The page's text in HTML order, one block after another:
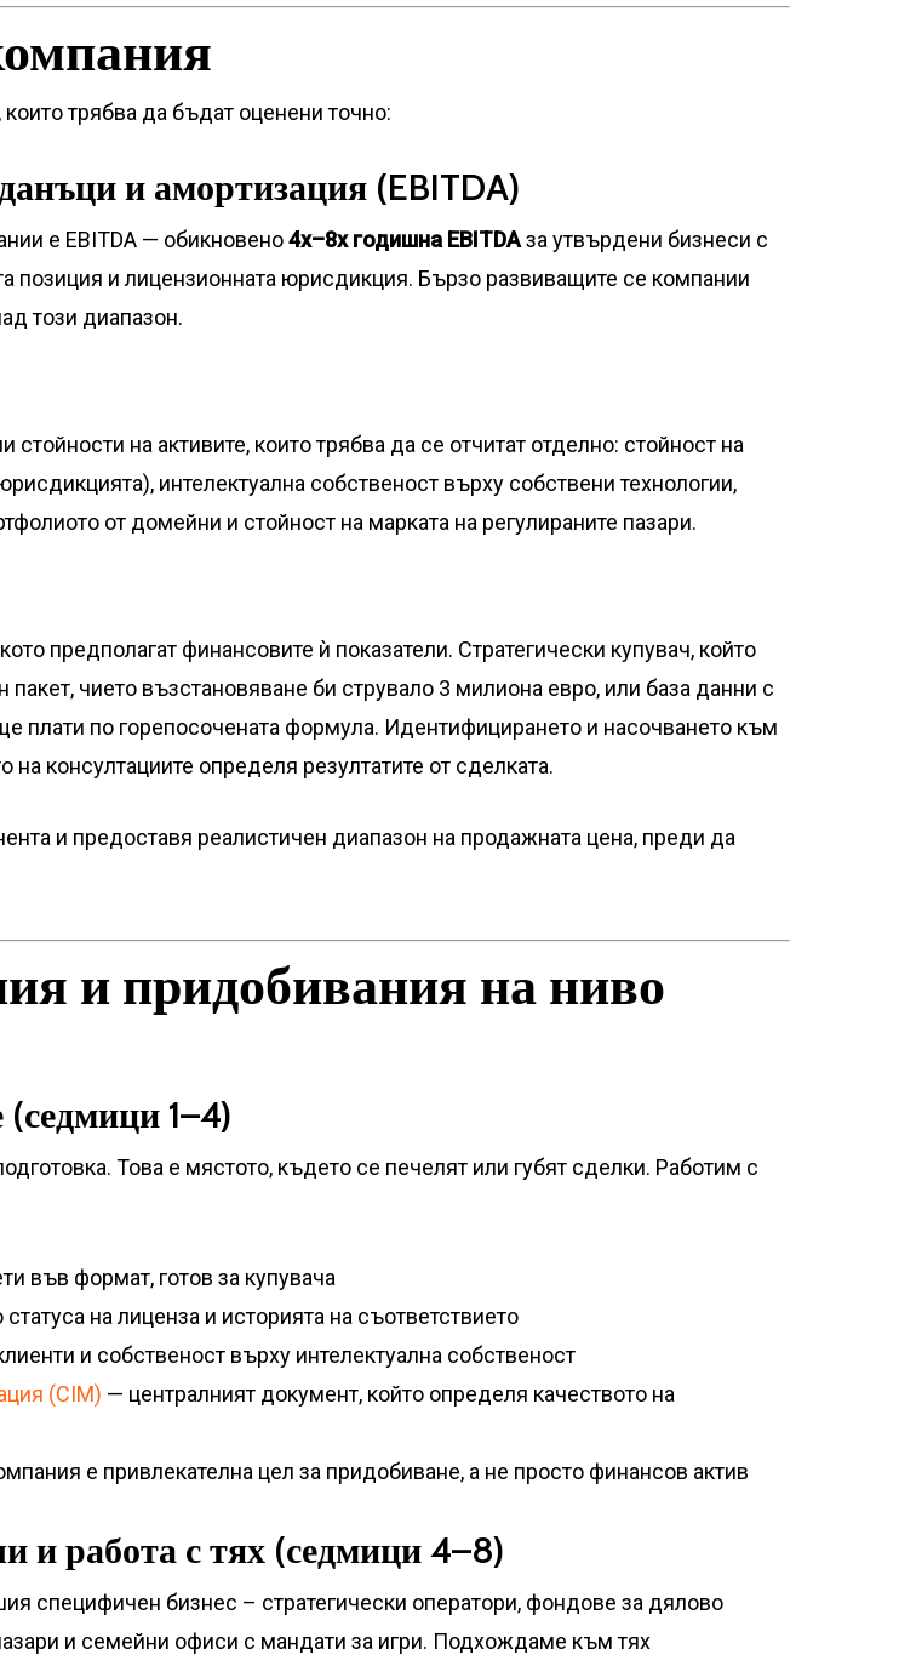
трябва да бъдат оценени точно:
и амортизация (EBITDA)
е EBITDA — обикновено4x–8x годишна EBITDAза утвърдени бизнеси с
позиция и лицензионната юрисдикция. Бързо развиващите се компании
този диапазон.
на активите, които трябва да се отчитат отделно: стойност на
интелектуална собственост върху собствени технологии,
от домейни и стойност на марката на регулираните пазари.
предполагат финансовите ѝ показатели. Стратегически купувач, който
чието възстановяване би струвало 3 милиона евро, или база данни с
плати по горепосочената формула. Идентифицирането и насочването към
консултациите определя резултатите от сделката.
и предоставя реалистичен диапазон на продажната цена, преди да
и придобивания на ниво
1–4)
Това е мястото, където се печелят или губят сделки. Работим с
във формат, готов за купувача
на лиценза и историята на съответствието
и собственост върху интелектуална собственост
(CIM) — централният документ, който определя качеството на
е привлекателна цел за придобиване, а не просто финансов актив
и работа с тях (седмици 4–8)
специфичен бизнес – стратегически оператори, фондове за дялово
и семейни офиси с мандати за игри. Подхождаме към тях